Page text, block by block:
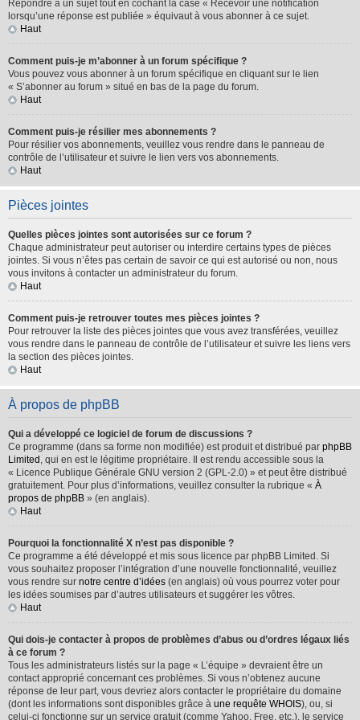
Répondre à un sujet tout en cochant la case « Recevoir une notification
lorsqu’une réponse est publiée » équivaut à vous abonner à ce sujet.
Haut
Comment puis-je m’abonner à un forum spécifique ?
Vous pouvez vous abonner à un forum spécifique en cliquant sur le lien
« S’abonner au forum » situé en bas de la page du forum.
Haut
Comment puis-je résilier mes abonnements ?
Pour résilier vos abonnements, veuillez vous rendre dans le panneau de
contrôle de l’utilisateur et suivre le lien vers vos abonnements.
Haut
Pièces jointes
Quelles pièces jointes sont autorisées sur ce forum ?
Chaque administrateur peut autoriser ou interdire certains types de pièces
jointes. Si vous n’êtes pas certain de savoir ce qui est autorisé ou non, nous
vous invitons à contacter un administrateur du forum.
Haut
Comment puis-je retrouver toutes mes pièces jointes ?
Pour retrouver la liste des pièces jointes que vous avez transférées, veuillez
vous rendre dans le panneau de contrôle de l’utilisateur et suivre les liens vers
la section des pièces jointes.
Haut
À propos de phpBB
Qui a développé ce logiciel de forum de discussions ?
Ce programme (dans sa forme non modifiée) est produit et distribué par phpBB
Limited , qui en est le légitime propriétaire. Il est rendu accessible sous la
« Licence Publique Générale GNU version 2 (GPL-2.0) » et peut être distribué
gratuitement. Pour plus d’informations, veuillez consulter la rubrique « À
propos de phpBB » (en anglais).
Haut
Pourquoi la fonctionnalité X n’est pas disponible ?
Ce programme a été développé et mis sous licence par phpBB Limited. Si
vous souhaitez proposer l’intégration d’une nouvelle fonctionnalité, veuillez
vous rendre sur notre centre d’idées (en anglais) où vous pourrez voter pour
les idées soumises par d’autres utilisateurs et suggérer les vôtres.
Haut
Qui dois-je contacter à propos de problèmes d’abus ou d’ordres légaux liés
à ce forum ?
Tous les administrateurs listés sur la page « L’équipe » devraient être un
contact approprié concernant ces problèmes. Si vous n’obtenez aucune
réponse de leur part, vous devriez alors contacter le propriétaire du domaine
(dont les informations sont disponibles grâce à une requête WHOIS), ou, si
celui-ci fonctionne sur un service gratuit (comme Yahoo, Free, etc.), le service